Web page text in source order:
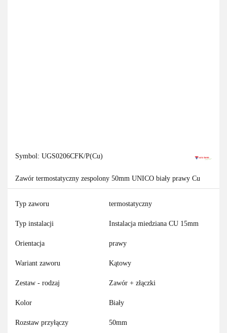
Symbol: UGS0206CFK/P(Cu)
Zawór termostatyczny zespolony 50mm UNICO biały prawy Cu
Typ zaworu termostatyczny
Typ instalacji Instalacja miedziana CU 15mm
Orientacja prawy
Wariant zaworu Kątowy
Zestaw - rodzaj Zawór + złączki
Kolor Biały
Rozstaw przyłączy 50mm